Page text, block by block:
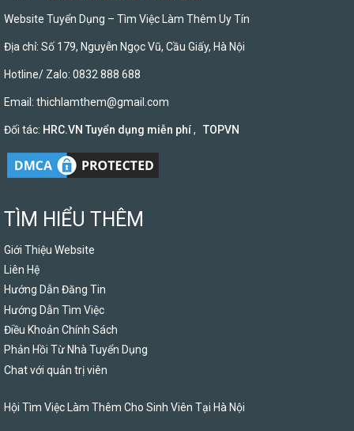
Website Tuyển Dụng – Tìm Việc Làm Thêm Uy Tín
Địa chỉ: Số 179, Nguyễn Ngọc Vũ, Cầu Giấy, Hà Nội
Hotline/ Zalo: 0832 888 688
Email: thichlamthem@gmail.com
Đối tác: HRC.VN Tuyển dụng miễn phí, TOPVN
TÌM HIỂU THÊM
Giới Thiệu Website
Liên Hệ
Hướng Dẫn Đăng Tin
Hướng Dẫn Tìm Việc
Điều Khoản Chính Sách
Phản Hồi Từ Nhà Tuyển Dụng
Chat với quản trị viên
Hội Tìm Việc Làm Thêm Cho Sinh Viên Tại Hà Nội